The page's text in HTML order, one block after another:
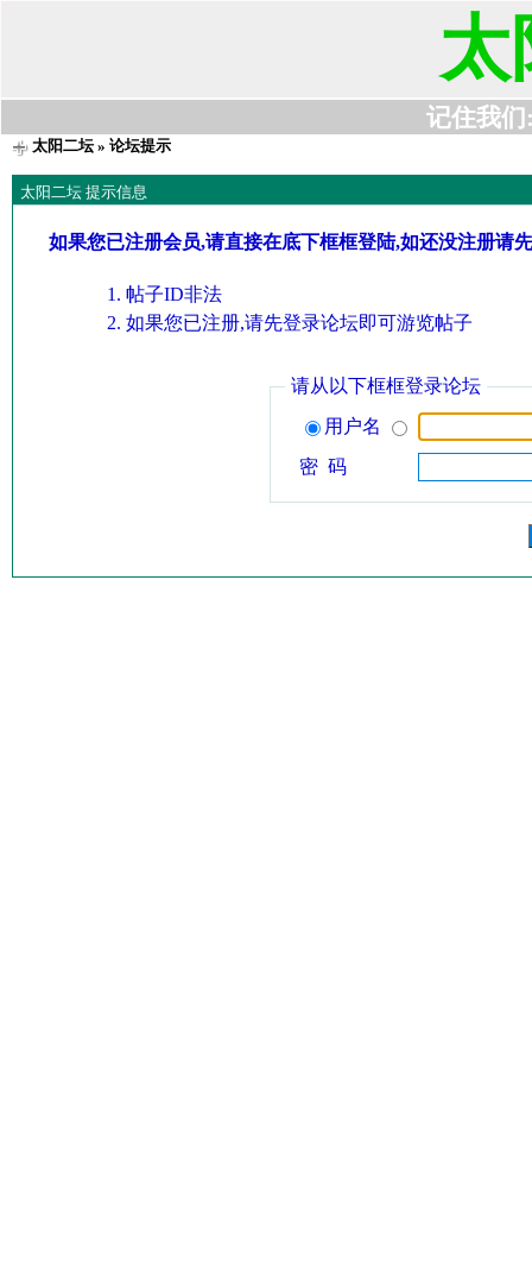
太
记住我们
太阳二坛» 论坛提示
太阳二坛 提示信息
如果您已注册会员,请直接在底下框框登陆,如还没注册请
帖子ID非法
如果您已注册,请先登录论坛即可游览帖子
请从以下框框登录论坛
用户名
密 码